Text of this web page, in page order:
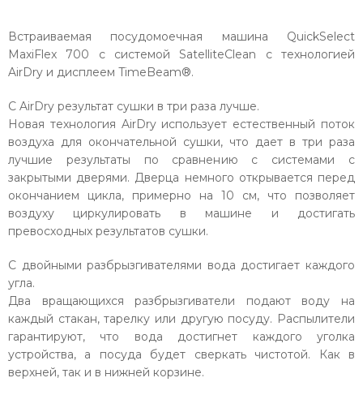
Встраиваемая посудомоечная машина QuickSelect
MaxiFlex 700 с системой SatelliteClean с технологией
AirDry и дисплеем TimeBeam®.
С AirDry результат сушки в три раза лучше.
Новая технология AirDry использует естественный поток
воздуха для окончательной сушки, что дает в три раза
лучшие результаты по сравнению с системами с
закрытыми дверями. Дверца немного открывается перед
окончанием цикла, примерно на 10 см, что позволяет
воздуху циркулировать в машине и достигать
превосходных результатов сушки.
С двойными разбрызгивателями вода достигает каждого
угла.
Два вращающихся разбрызгиватели подают воду на
каждый стакан, тарелку или другую посуду. Распылители
гарантируют, что вода достигнет каждого уголка
устройства, а посуда будет сверкать чистотой. Как в
верхней, так и в нижней корзине.